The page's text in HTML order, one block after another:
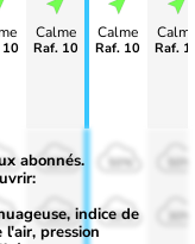
10
Calme
Raf. 10
Calme
Raf. 10 Raf.
50%
30%
50%
30%
abonnés.
indice de
pression